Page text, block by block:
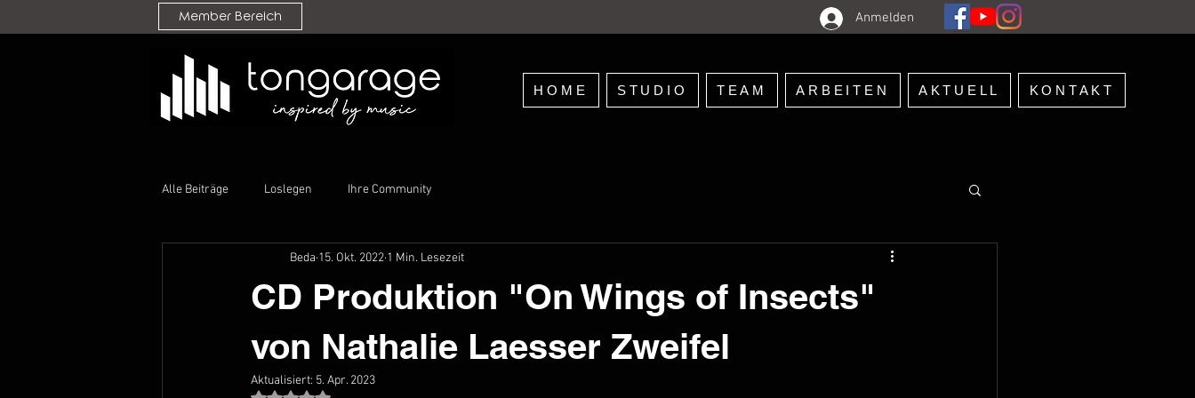
Member Bereich Anmelden
HOME STUDIO TEAM ARBEITEN AKTUELL KONTAKT
Alle Beiträge Loslegen Ihre Community
CD Produktion "On Wings of Insects"
von Nathalie Laesser Zweifel
Beda 15. Okt. 2022 1 Min. Lesezeit
Aktualisiert: 5. Apr. 2023